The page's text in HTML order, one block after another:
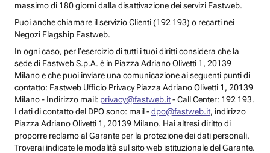
massimo di 180 giorni dalla disattivazione dei servizi Fastweb.
Puoi anche chiamare il servizio Clienti (192 193) o recarti nei
Negozi Flagship Fastweb.
In ogni caso, per l’esercizio di tutti i tuoi diritti considera che la
sede di Fastweb S.p.A. è in Piazza Adriano Olivetti 1, 20139
Milano e che puoi inviare una comunicazione ai seguenti punti di
contatto: Fastweb Ufficio Privacy Piazza Adriano Olivetti 1, 20139
Milano - Indirizzo mail: privacy@fastweb.it- Call Center: 192 193.
I dati di contatto del DPO sono: mail -dpo@fastweb.it, indirizzo
Piazza Adriano Olivetti 1, 20139 Milano. Hai altresì diritto di
proporre reclamo al Garante per la protezione dei dati personali.
Troverai indicate le modalità sul sito web istituzionale del Garante.